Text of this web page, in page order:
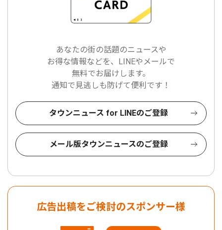
あなたの街の話題のニュースや
お得な情報などを、LINEやメールで
無料でお届けします。
通知で見逃しも防げて便利です！
タウンニュース for LINEのご登録
メール版タウンニュースのご登録
広告出稿をご検討のスポンサー様